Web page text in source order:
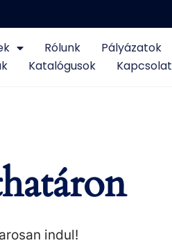
Rólunk
Pályázatok
Katalógusok Kapcsolat
indul!